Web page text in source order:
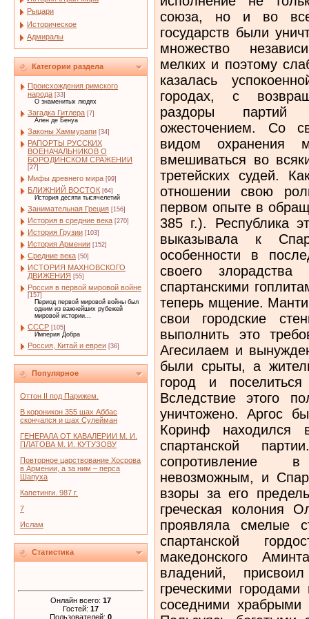
Рыцари
Историческое
Адмиралы
Категории раздела
Происхождения римского
народа [33]
О знаменитых людях
Загадка Гитлера [7]
Ален де Бенуа
Законы Хаммурапи [34]
РАПОРТЫ РУССКИХ
ВОЕНАЧАЛЬНИКОВ О
БОРОДИНСКОМ СРАЖЕНИИ
[27]
Мифы древнего мира [99]
БЛИЖНИЙ ВОСТОК [64]
История десяти тысячелетий
Занимательная Греция [156]
История в средние века [270]
История Грузии [103]
История Армении [152]
Средние века [50]
ИСТОРИЯ МАХНОВСКОГО
ДВИЖЕНИЯ [55]
Россия в первой мировой войне
[157]
Период первой мировой войны был
одним из важнейших рубежей
мировой истории...
СССР [105]
Империя Добра
Россия, Китай и евреи [36]
Популярное
Оттон II под Парижем.
В короникон 355 шах Аббас
скончался и шах Сулейман
ГЕНЕРАЛА ОТ КАВАЛЕРИИ М. И.
ПЛАТОВА М. И. КУТУЗОВУ
Повторное царствование Хосрова
в Армении, а за ним – перса
Шапуха
Капетинги. 987 г.
7
Ислам
Статистика
Онлайн всего: 17
Гостей: 17
Пользователей: 0